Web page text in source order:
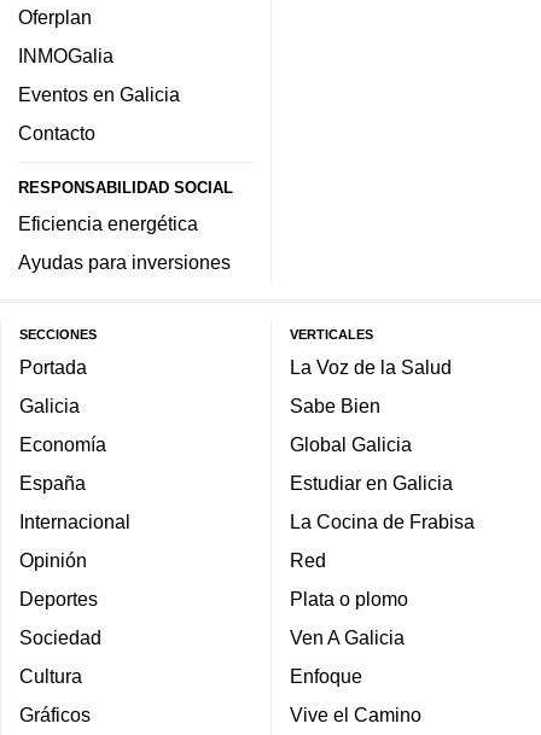
Oferplan
INMOGalia
Eventos en Galicia
Contacto
RESPONSABILIDAD SOCIAL
Eficiencia energética
Ayudas para inversiones
SECCIONES
Portada
Galicia
Economía
España
Internacional
Opinión
Deportes
Sociedad
Cultura
Gráficos
VERTICALES
La Voz de la Salud
Sabe Bien
Global Galicia
Estudiar en Galicia
La Cocina de Frabisa
Red
Plata o plomo
Ven A Galicia
Enfoque
Vive el Camino